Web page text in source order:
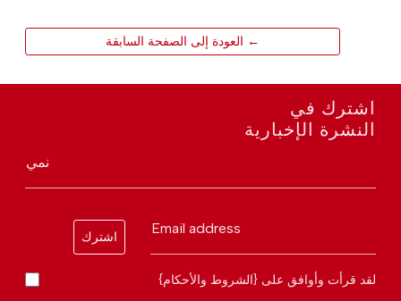
← العودة إلى الصفحة السابقة
اشترك في
النشرة الإخبارية
نمي
Email address
اشترك
لقد قرأت وأوافق على {الشروط والأحكام}